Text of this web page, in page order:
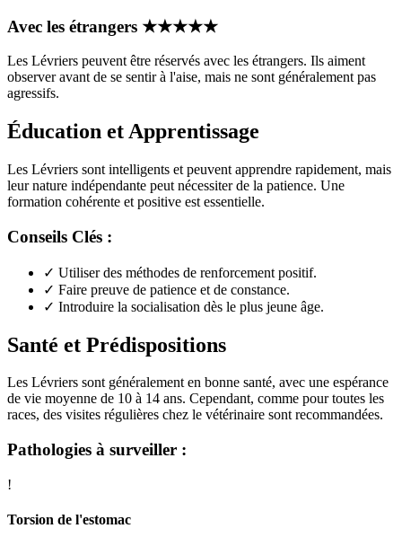
Avec les étrangers ★★★★★
Les Lévriers peuvent être réservés avec les étrangers. Ils aiment
observer avant de se sentir à l'aise, mais ne sont généralement pas
agressifs.
Éducation et Apprentissage
Les Lévriers sont intelligents et peuvent apprendre rapidement, mais
leur nature indépendante peut nécessiter de la patience. Une
formation cohérente et positive est essentielle.
Conseils Clés :
✓ Utiliser des méthodes de renforcement positif.
✓ Faire preuve de patience et de constance.
✓ Introduire la socialisation dès le plus jeune âge.
Santé et Prédispositions
Les Lévriers sont généralement en bonne santé, avec une espérance
de vie moyenne de 10 à 14 ans. Cependant, comme pour toutes les
races, des visites régulières chez le vétérinaire sont recommandées.
Pathologies à surveiller :
!
Torsion de l'estomac